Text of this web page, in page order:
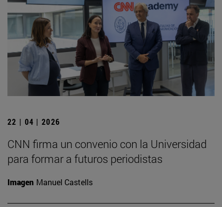
22 | 04 | 2026
CNN firma un convenio con la Universidad
para formar a futuros periodistas
Imagen Manuel Castells